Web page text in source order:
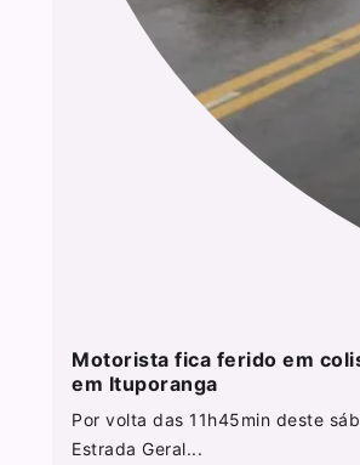
Motorista fica ferido em
em Ituporanga
Por volta das 11h45min deste
Estrada Geral...